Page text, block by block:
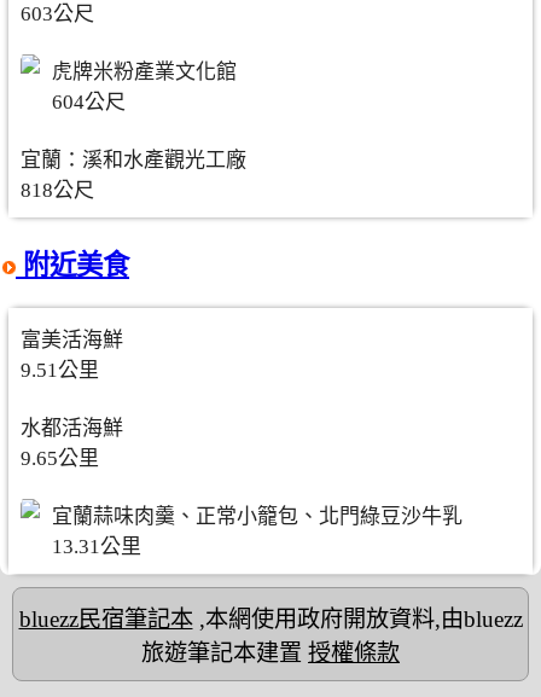
603公尺
虎牌米粉產業文化館
604公尺
宜蘭：溪和水產觀光工廠
818公尺
附近美食
富美活海鮮
9.51公里
水都活海鮮
9.65公里
宜蘭蒜味肉羹、正常小籠包、北門綠豆沙牛乳
13.31公里
bluezz民宿筆記本,本網使用政府開放資料,由bluezz
旅遊筆記本建置 授權條款